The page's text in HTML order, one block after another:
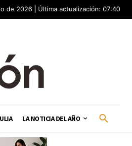
de 2026 | Última actualización: 07:40
LA NOTICIA DEL AÑO